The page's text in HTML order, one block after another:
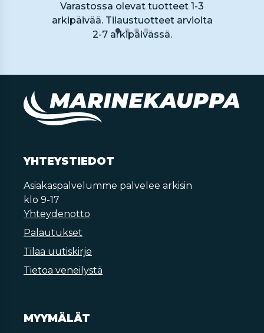
Varastossa olevat tuotteet 1-3
arkipäivää. Tilaustuotteet arviolta
2-7 arkipäivässä.
YHTEYSTIEDOT
Asiakaspalvelumme palvelee arkisin
klo 9-17
Yhteydenotto
Palautukset
Tilaa uutiskirje
Tietoa veneilystä
MYYMÄLÄT